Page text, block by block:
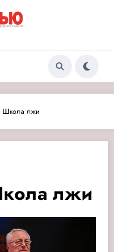
события»
Школа лжи
лжи